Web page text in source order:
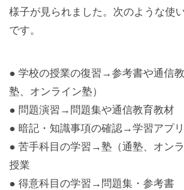
様子が見られました。次のような使
です。
● 学校の授業の復習→参考書や通信
塾、オンライン塾）
● 問題演習→問題集や通信教育教材
● 暗記・知識事項の確認→学習アプリ
● 苦手科目の学習→塾（通塾、オン
授業
● 得意科目の学習→問題集・参考書